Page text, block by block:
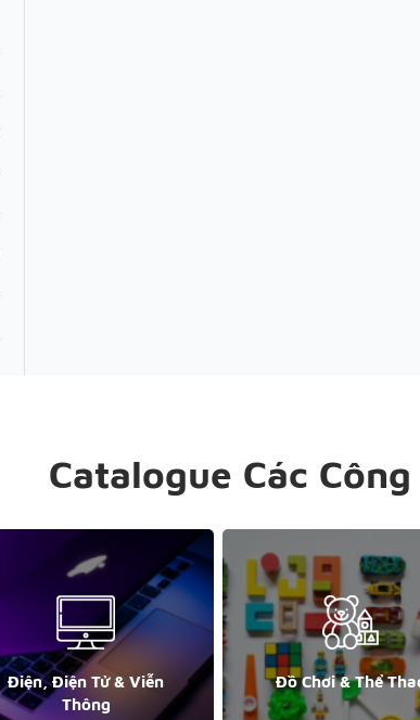
Catalogue Các
Điện, Điện Tử & Viễn
Thông
Đồ Chơi & Thể